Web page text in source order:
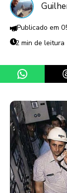
2 min de leitura
Share on